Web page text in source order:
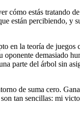
estás tratando
están percibiendo, y
en la teoría de
demasiado
parte del árbol sin
de suma cero.
tan sencillas: mi